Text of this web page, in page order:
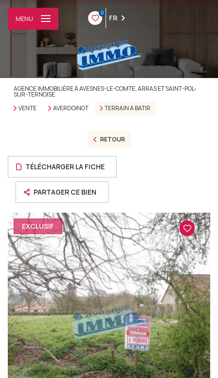
0
FR
MENU
AGENCE IMMOBILIÈRE À AVESNES-LE-COMTE, ARRAS ET SAINT-POL-
SUR-TERNOISE
VENTE
AVERDOINGT TERRAIN A BATIR
RETOUR
TÉLÉCHARGER LA FICHE
PARTAGER CE BIEN
EXCLUSIF